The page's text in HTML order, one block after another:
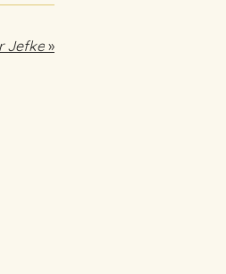
Jefke »